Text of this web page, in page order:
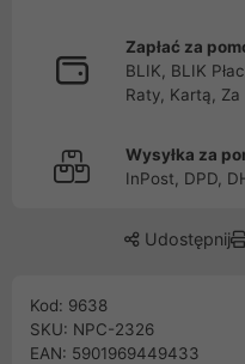
Zapłać za
BLIK, BLIK
Raty, Kartą,
Wysyłka za
InPost, DPD,
Udostępnij
Kod: 9638
SKU: NPC-2326
EAN: 5901969449433